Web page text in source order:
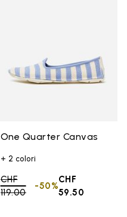
One Quarter Canvas
+ 2 colori
Price reduced from
CHF
119.00to
CHF
59.50
-50%